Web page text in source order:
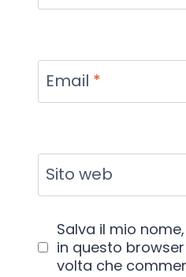
Email *
Sito web
Salva il mio
in questo
volta che